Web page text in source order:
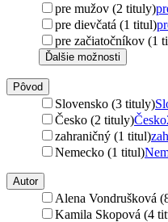
pre mužov (2 tituly)
pre dievčatá (1 titul)
pre začiatočníkov (1
Ďalšie možnosti
Pôvod
Slovensko (3 tituly)
Česko (2 tituly)Česko
zahraničný (1 titul)
Nemecko (1 titul)
Autor
Alena Vondrušková
Kamila Skopová (4